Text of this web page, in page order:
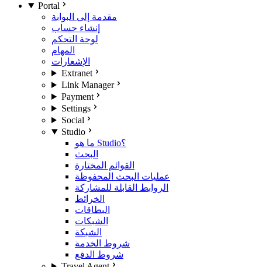
Portal
مقدمة إلى البوابة
إنشاء حساب
لوحة التحكم
المهام
الإشعارات
Extranet
Link Manager
Payment
Settings
Social
Studio
ما هو Studio؟
البحث
القوائم المختارة
عمليات البحث المحفوظة
الروابط القابلة للمشاركة
الخرائط
البطاقات
الشبكات
الشبكة
شروط الخدمة
شروط الدفع